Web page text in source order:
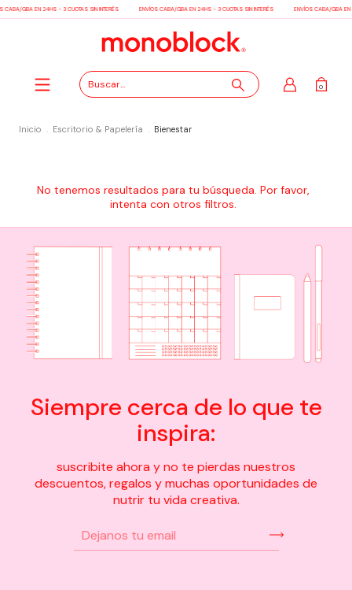
CABA/GBA EN 24HS - 3 CUOTAS SIN INTERÉS ENVÍOS CABA/GBA EN 24HS - 3 CUOTAS SIN INTERÉS ENVÍOS CABA/GBA EN
0
Inicio . Escritorio & Papelería . Bienestar
No tenemos resultados para tu búsqueda. Por favor,
intenta con otros filtros.
Siempre cerca de lo que te
inspira:
suscribite ahora y no te pierdas nuestros
descuentos, regalos y muchas oportunidades de
nutrir tu vida creativa.